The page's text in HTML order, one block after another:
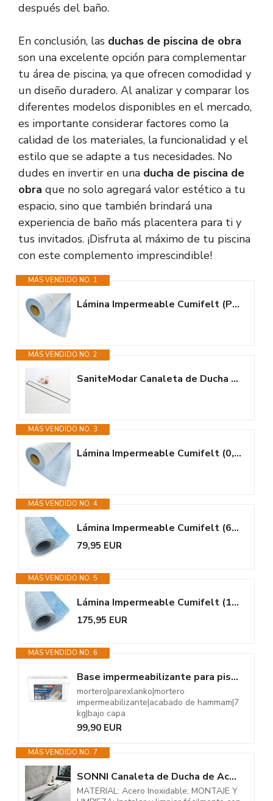
después del baño.
En conclusión, las duchas de piscina de obra
son una excelente opción para complementar
tu área de piscina, ya que ofrecen comodidad y
un diseño duradero. Al analizar y comparar los
diferentes modelos disponibles en el mercado,
es importante considerar factores como la
calidad de los materiales, la funcionalidad y el
estilo que se adapte a tus necesidades. No
dudes en invertir en una ducha de piscina de
obra que no solo agregará valor estético a tu
espacio, sino que también brindará una
experiencia de baño más placentera para ti y
tus invitados. ¡Disfruta al máximo de tu piscina
con este complemento imprescindible!
MÁS VENDIDO NO. 1
Lámina Impermeable Cumifelt (POR METROS) - Impermeabilización de baños,...
MÁS VENDIDO NO. 2
SaniteModar Canaleta de Ducha 60cm, Sumidero Ducha con Sifón y Filtro,...
MÁS VENDIDO NO. 3
Lámina Impermeable Cumifelt (0,90m x 1m) - Evita filtraciones de agua en...
MÁS VENDIDO NO. 4
Lámina Impermeable Cumifelt (6m x 1m) - Impermeabilización de baños,...
79,95 EUR
MÁS VENDIDO NO. 5
Lámina Impermeable Cumifelt (15 m x 1m) - Impermeabilización de baños,...
175,95 EUR
MÁS VENDIDO NO. 6
Base impermeabilizante para piscina de ducha de obra hammam 7 kg
mortero|parexlanko|mortero
impermeabilizante|acabado de hammam|7
kg|bajo capa
99,90 EUR
MÁS VENDIDO NO. 7
SONNI Canaleta de Ducha de Acero Inoxidable 90cm,2 en 1 Conjunto Completo...
MATERIAL: Acero Inoxidable; MONTAJE Y